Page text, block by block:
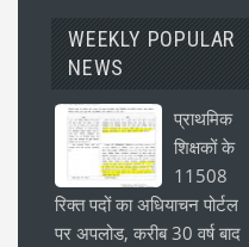
WEEKLY POPULAR
NEWS
प्राथमिक
शिक्षकों के
11508
रिक्त पदों का अधियाचन पोर्टल
पर अपलोड, करीब 30 वर्ष बाद